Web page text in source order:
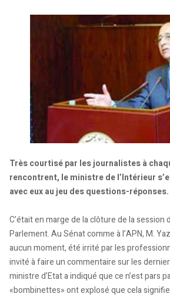
Très courtisé par les journalistes à
rencontrent, le ministre de l’Intérieur
avec eux au jeu des questions-réponses.
C’était en marge de la clôture de la session
Parlement. Au Sénat comme à l’APN, M.
aucun moment, été irrité par les
invité à faire un commentaire sur les
ministre d’Etat a indiqué que ce n’est pars
«bombinettes» ont explosé que cela signifie